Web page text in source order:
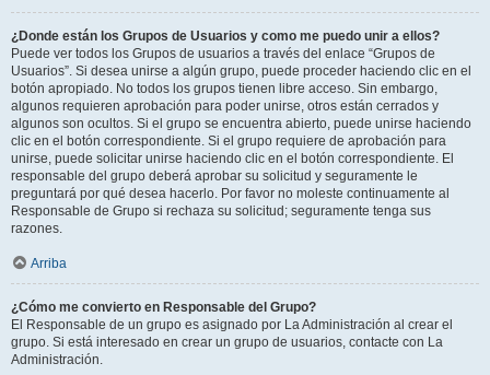
¿Donde están los Grupos de Usuarios y como me puedo unir a ellos?
Puede ver todos los Grupos de usuarios a través del enlace “Grupos de
Usuarios”. Si desea unirse a algún grupo, puede proceder haciendo clic en el
botón apropiado. No todos los grupos tienen libre acceso. Sin embargo,
algunos requieren aprobación para poder unirse, otros están cerrados y
algunos son ocultos. Si el grupo se encuentra abierto, puede unirse haciendo
clic en el botón correspondiente. Si el grupo requiere de aprobación para
unirse, puede solicitar unirse haciendo clic en el botón correspondiente. El
responsable del grupo deberá aprobar su solicitud y seguramente le
preguntará por qué desea hacerlo. Por favor no moleste continuamente al
Responsable de Grupo si rechaza su solicitud; seguramente tenga sus
razones.
Arriba
¿Cómo me convierto en Responsable del Grupo?
El Responsable de un grupo es asignado por La Administración al crear el
grupo. Si está interesado en crear un grupo de usuarios, contacte con La
Administración.